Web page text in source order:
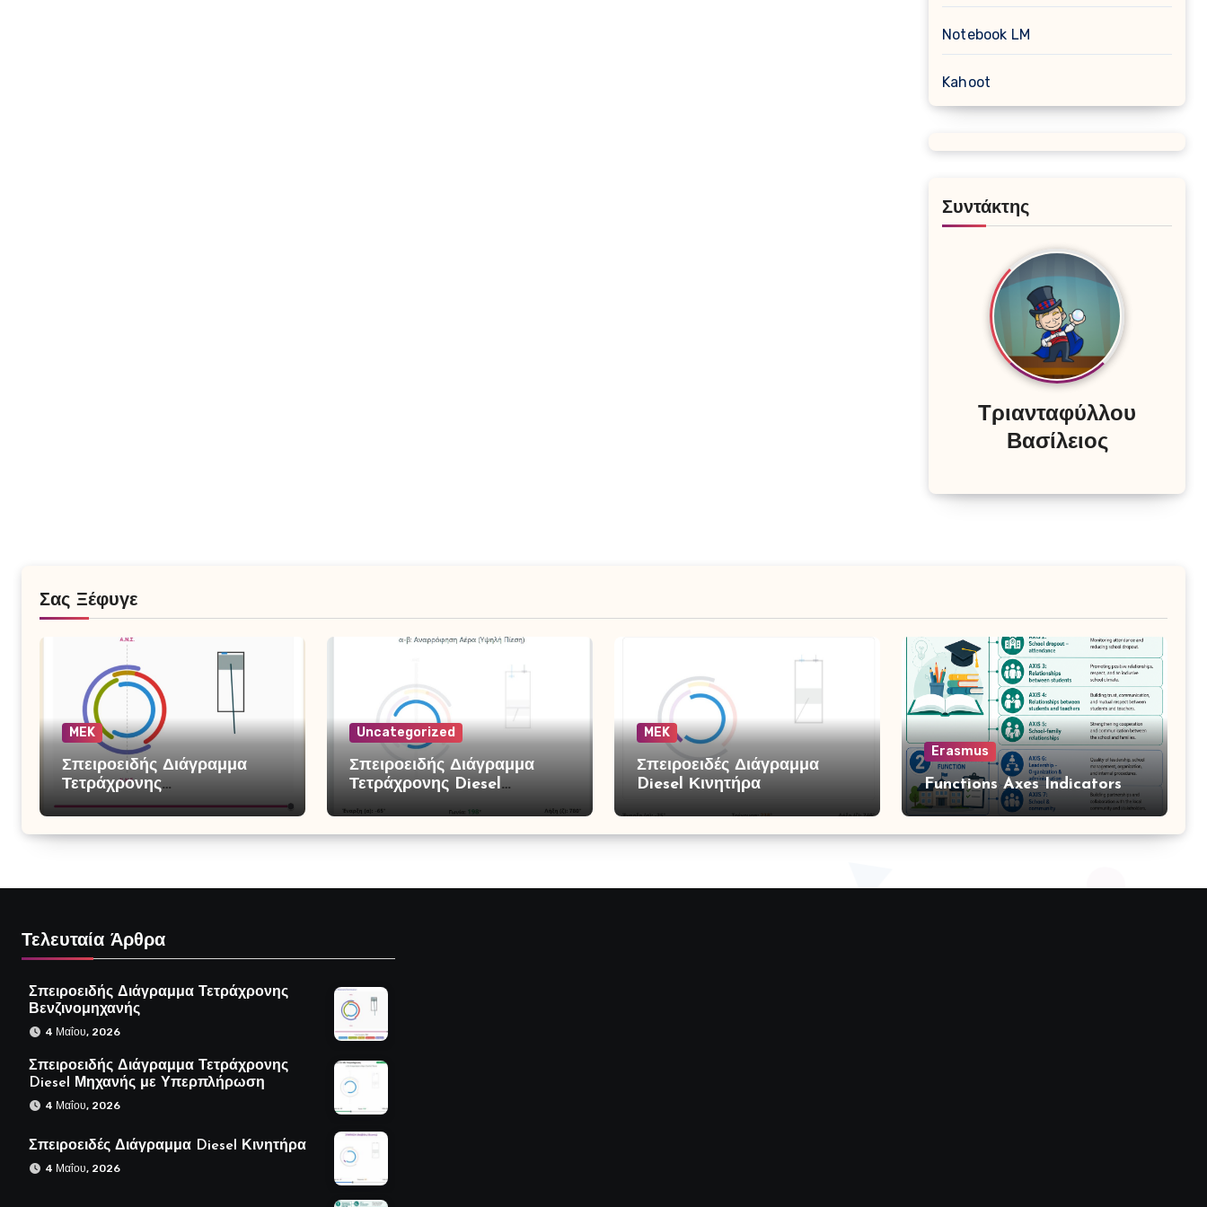
Notebook LM
Kahoot
Συντάκτης
Τριανταφύλλου
Βασίλειος
Σας Ξέφυγε
MEK
Σπειροειδής Διάγραμμα
Τετράχρονης
Βενζινομηχανής
Uncategorized
Σπειροειδής Διάγραμμα
Τετράχρονης Diesel
MEK
Σπειροειδές Διάγραμμα
Diesel Κινητήρα
Erasmus
Functions Axes Indicators
Τελευταία Άρθρα
Σπειροειδής Διάγραμμα Τετράχρονης
Βενζινομηχανής
4 Μαΐου, 2026
Σπειροειδής Διάγραμμα Τετράχρονης
Diesel Μηχανής με Υπερπλήρωση
4 Μαΐου, 2026
Σπειροειδές Διάγραμμα Diesel Κινητήρα
4 Μαΐου, 2026